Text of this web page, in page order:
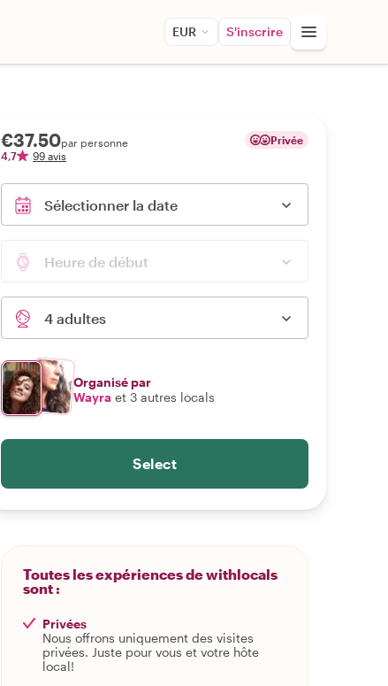
EUR S'inscrire
€37.50par personne
4,7
99 avis
Privée
Sélectionner la date
Heure de début
4 adultes
Organisé par
Wayra et 3 autres locals
Select
Toutes les expériences de withlocals
sont :
Privées
Nous offrons uniquement des visites
privées. Juste pour vous et votre hôte
local!